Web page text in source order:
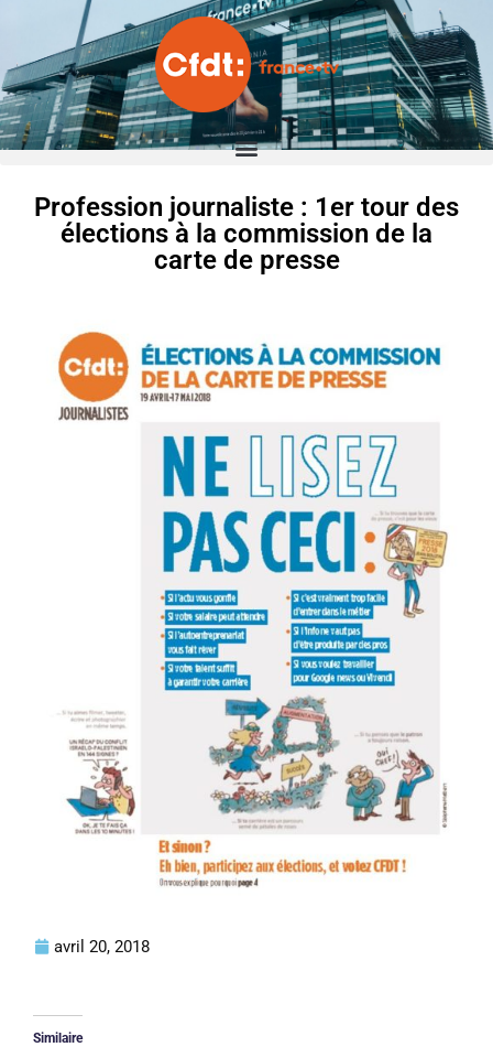
Profession journaliste : 1er tour des
élections à la commission de la
carte de presse
avril 20, 2018
Similaire